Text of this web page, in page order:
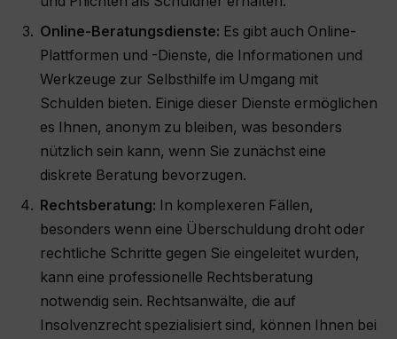
Online-Beratungsdienste: Es gibt auch Online-
Plattformen und -Dienste, die Informationen und
Werkzeuge zur Selbsthilfe im Umgang mit
Schulden bieten. Einige dieser Dienste ermöglichen
es Ihnen, anonym zu bleiben, was besonders
nützlich sein kann, wenn Sie zunächst eine
diskrete Beratung bevorzugen.
Rechtsberatung: In komplexeren Fällen,
besonders wenn eine Überschuldung droht oder
rechtliche Schritte gegen Sie eingeleitet wurden,
kann eine professionelle Rechtsberatung
notwendig sein. Rechtsanwälte, die auf
Insolvenzrecht spezialisiert sind, können Ihnen bei